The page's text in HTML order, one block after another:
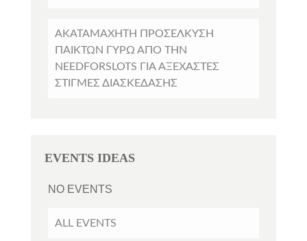
ΑΚΑΤΑΜΆΧΗΤΗ ΠΡΟΣΈΛΚΥΣΗ
ΠΑΊΚΤΏΝ ΓΎΡΩ ΑΠΌ ΤΗΝ
NEEDFORSLOTS ΓΙΑ ΑΞΈΧΑΣΤΕΣ
ΣΤΙΓΜΈΣ ΔΙΑΣΚΈΔΑΣΗΣ
EVENTS IDEAS
NO EVENTS
ALL EVENTS